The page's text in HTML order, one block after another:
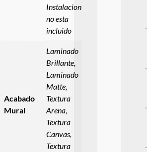
Instalacion
no esta
incluido
Acabado
Mural
Laminado
Brillante,
Laminado
Matte,
Textura
Arena,
Textura
Canvas,
Textura